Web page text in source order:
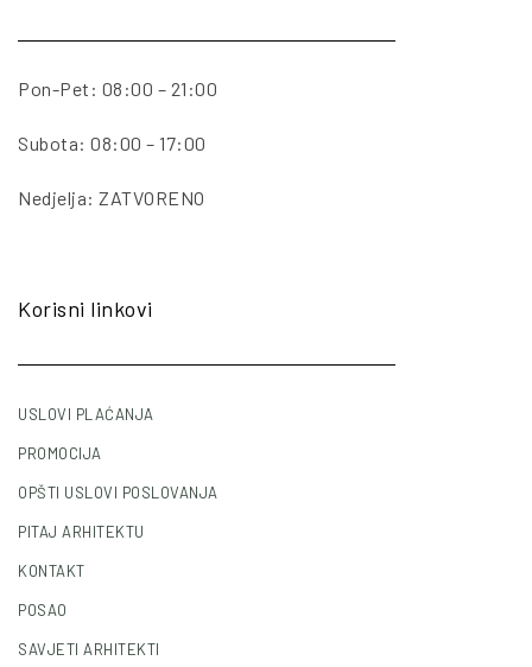
Pon-Pet: 08:00 – 21:00
Subota: 08:00 – 17:00
Nedjelja: ZATVORENO
Korisni linkovi
USLOVI PLAĆANJA
PROMOCIJA
OPŠTI USLOVI POSLOVANJA
PITAJ ARHITEKTU
KONTAKT
POSAO
SAVJETI ARHITEKTI